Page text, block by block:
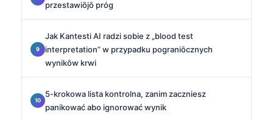
przestawiōjō próg
Jak Kantesti AI radzi sobie z „blood test
interpretation” w przypadku pograniōcznych
wynikōw krwi
5-krokowa lista kontrolna, zanim zaczniesz
panikować abo ignorować wynik